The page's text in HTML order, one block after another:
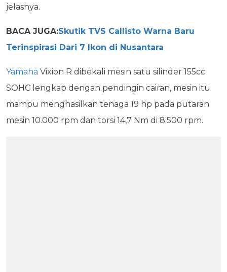
jelasnya.
BACA JUGA:Skutik TVS Callisto Warna Baru
Terinspirasi Dari 7 Ikon di Nusantara
Yamaha Vixion R dibekali mesin satu silinder 155cc
SOHC lengkap dengan pendingin cairan, mesin itu
mampu menghasilkan tenaga 19 hp pada putaran
mesin 10.000 rpm dan torsi 14,7 Nm di 8.500 rpm.